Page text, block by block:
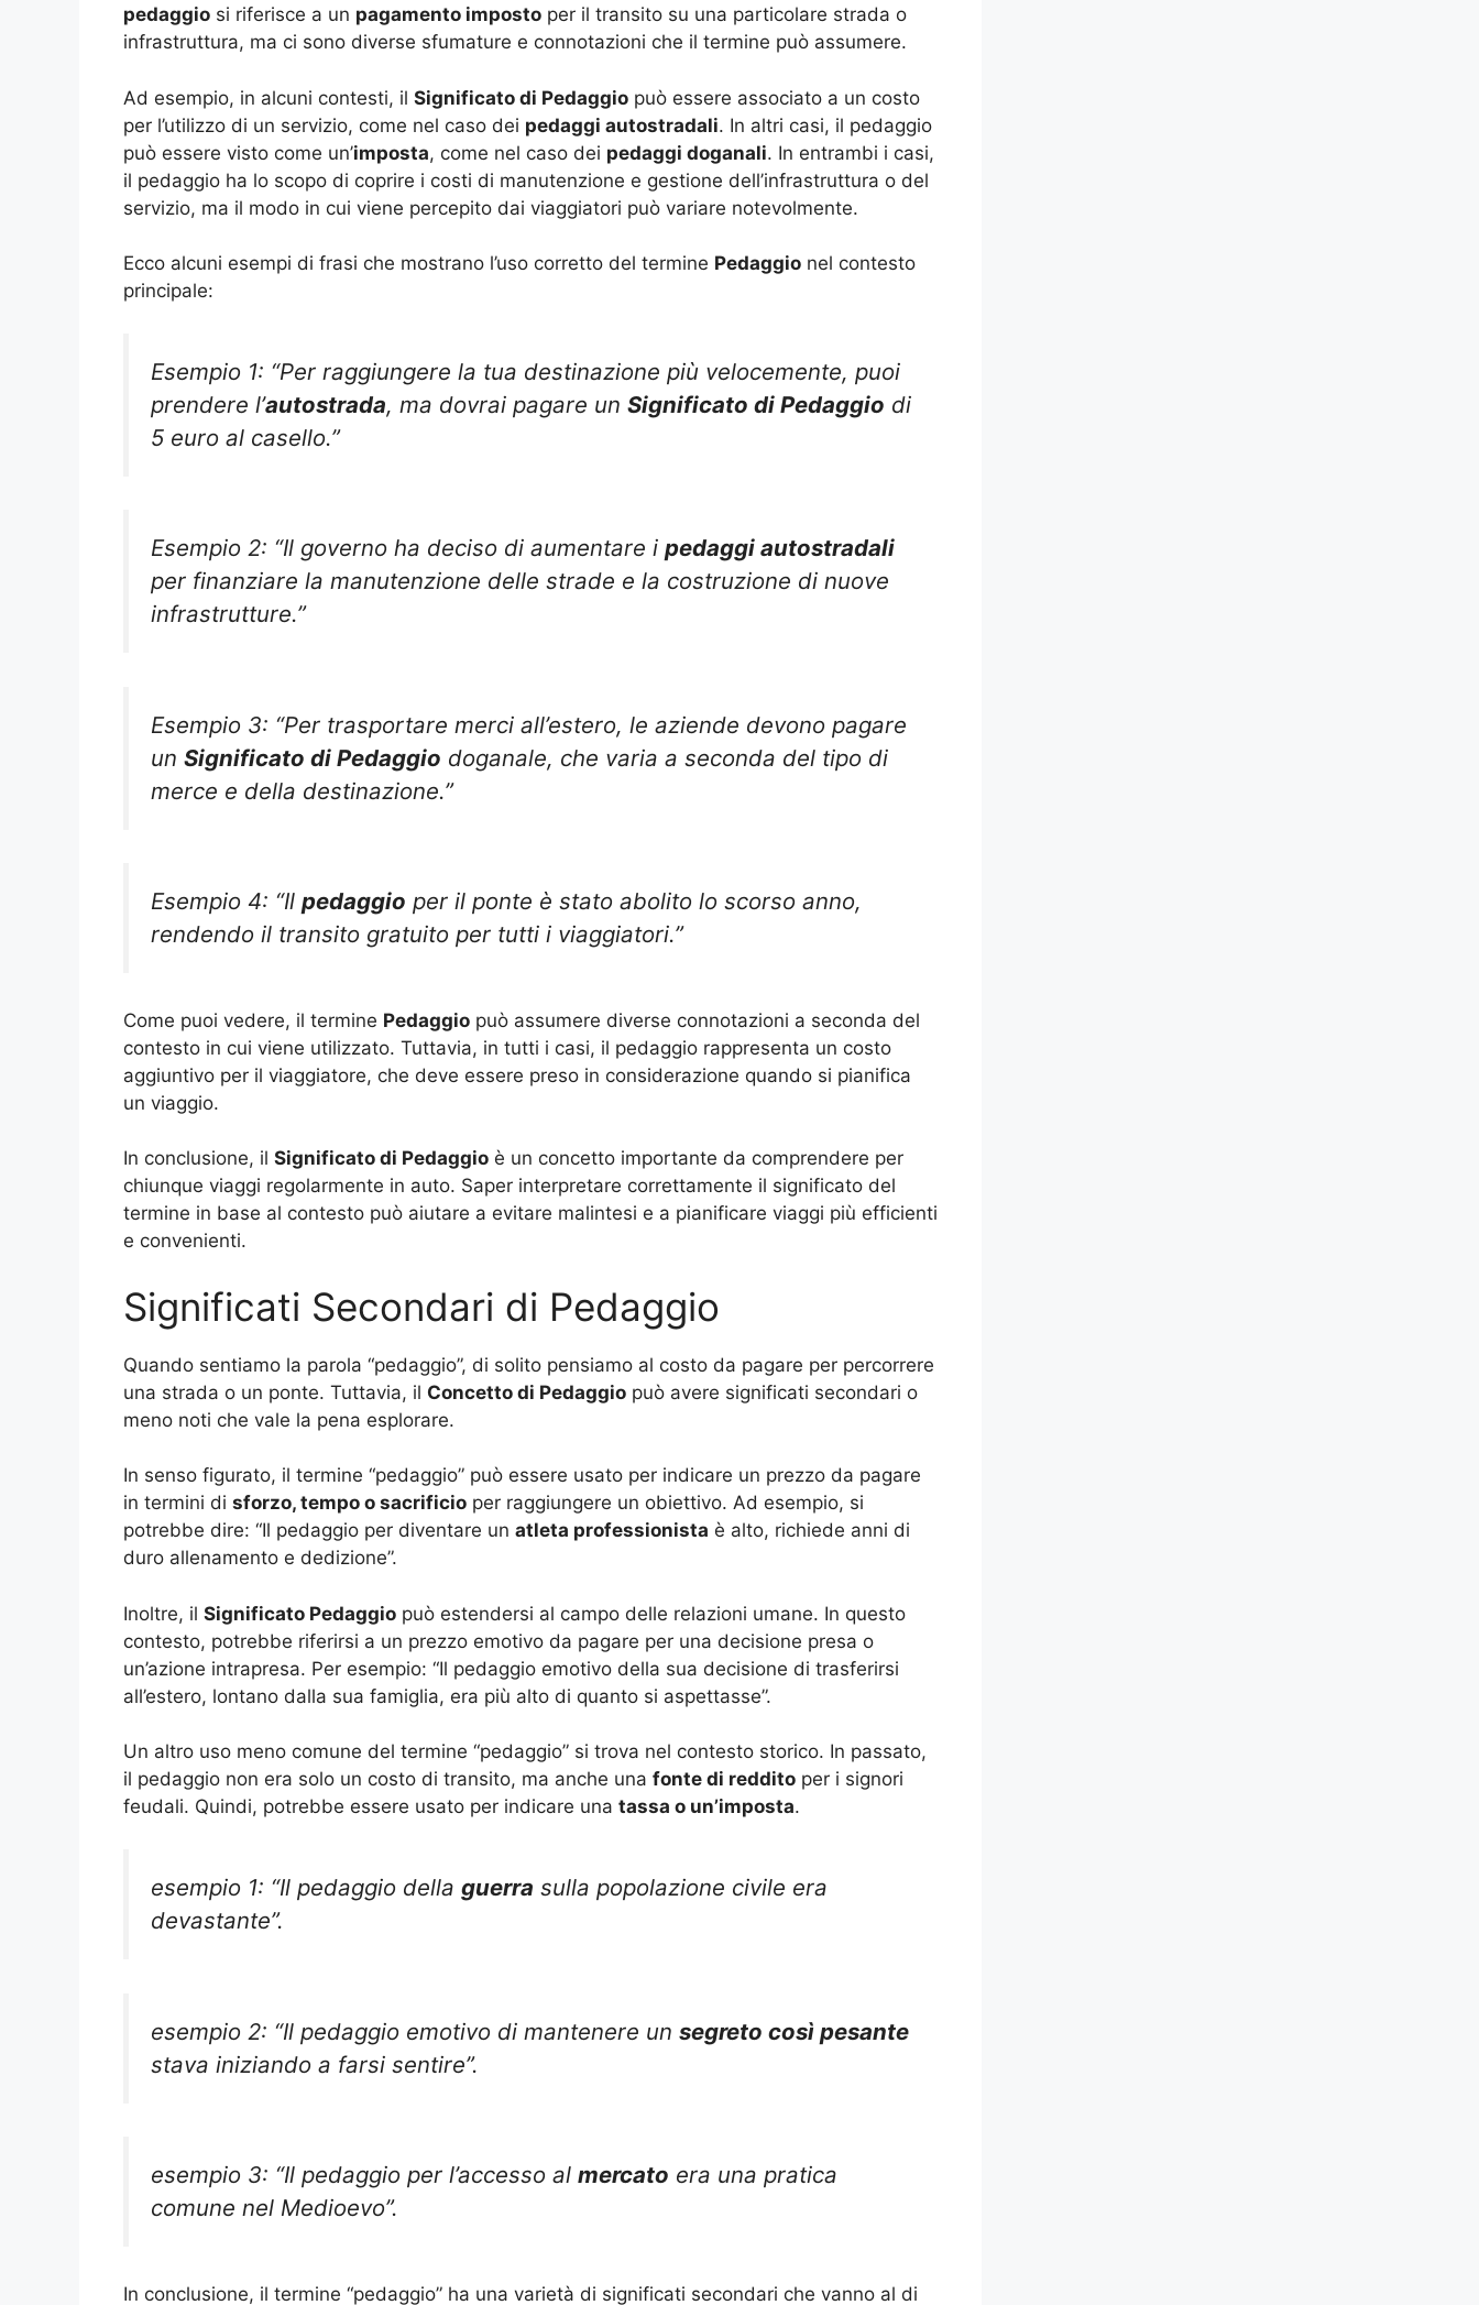
pedaggio si riferisce a un pagamento imposto per il transito su una particolare strada o
infrastruttura, ma ci sono diverse sfumature e connotazioni che il termine può assumere.
Ad esempio, in alcuni contesti, il Significato di Pedaggio può essere associato a un costo
per l’utilizzo di un servizio, come nel caso dei pedaggi autostradali. In altri casi, il pedaggio
può essere visto come un’imposta, come nel caso dei pedaggi doganali. In entrambi i casi,
il pedaggio ha lo scopo di coprire i costi di manutenzione e gestione dell’infrastruttura o del
servizio, ma il modo in cui viene percepito dai viaggiatori può variare notevolmente.
Ecco alcuni esempi di frasi che mostrano l’uso corretto del termine Pedaggio nel contesto
principale:
Esempio 1: “Per raggiungere la tua destinazione più velocemente, puoi
prendere l’autostrada, ma dovrai pagare un Significato di Pedaggio di
5 euro al casello.”
Esempio 2: “Il governo ha deciso di aumentare i pedaggi autostradali
per finanziare la manutenzione delle strade e la costruzione di nuove
infrastrutture.”
Esempio 3: “Per trasportare merci all’estero, le aziende devono pagare
un Significato di Pedaggio doganale, che varia a seconda del tipo di
merce e della destinazione.”
Esempio 4: “Il pedaggio per il ponte è stato abolito lo scorso anno,
rendendo il transito gratuito per tutti i viaggiatori.”
Come puoi vedere, il termine Pedaggio può assumere diverse connotazioni a seconda del
contesto in cui viene utilizzato. Tuttavia, in tutti i casi, il pedaggio rappresenta un costo
aggiuntivo per il viaggiatore, che deve essere preso in considerazione quando si pianifica
un viaggio.
In conclusione, il Significato di Pedaggio è un concetto importante da comprendere per
chiunque viaggi regolarmente in auto. Saper interpretare correttamente il significato del
termine in base al contesto può aiutare a evitare malintesi e a pianificare viaggi più efficienti
e convenienti.
Significati Secondari di Pedaggio
Quando sentiamo la parola “pedaggio”, di solito pensiamo al costo da pagare per percorrere
una strada o un ponte. Tuttavia, il Concetto di Pedaggio può avere significati secondari o
meno noti che vale la pena esplorare.
In senso figurato, il termine “pedaggio” può essere usato per indicare un prezzo da pagare
in termini di sforzo, tempo o sacrificio per raggiungere un obiettivo. Ad esempio, si
potrebbe dire: “Il pedaggio per diventare un atleta professionista è alto, richiede anni di
duro allenamento e dedizione”.
Inoltre, il Significato Pedaggio può estendersi al campo delle relazioni umane. In questo
contesto, potrebbe riferirsi a un prezzo emotivo da pagare per una decisione presa o
un’azione intrapresa. Per esempio: “Il pedaggio emotivo della sua decisione di trasferirsi
all’estero, lontano dalla sua famiglia, era più alto di quanto si aspettasse”.
Un altro uso meno comune del termine “pedaggio” si trova nel contesto storico. In passato,
il pedaggio non era solo un costo di transito, ma anche una fonte di reddito per i signori
feudali. Quindi, potrebbe essere usato per indicare una tassa o un’imposta.
esempio 1: “Il pedaggio della guerra sulla popolazione civile era
devastante”.
esempio 2: “Il pedaggio emotivo di mantenere un segreto così pesante
stava iniziando a farsi sentire”.
esempio 3: “Il pedaggio per l’accesso al mercato era una pratica
comune nel Medioevo”.
In conclusione, il termine “pedaggio” ha una varietà di significati secondari che vanno al di